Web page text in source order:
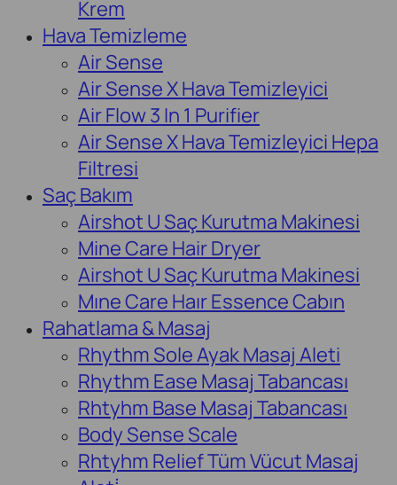
Krem
Hava Temizleme
Air Sense
Air Sense X Hava Temizleyici
Air Flow 3 In 1 Purifier
Air Sense X Hava Temizleyici Hepa
Filtresi
Saç Bakım
Airshot U Saç Kurutma Makinesi
Mine Care Hair Dryer
Airshot U Saç Kurutma Makinesi
Mıne Care Haır Essence Cabın
Rahatlama & Masaj
Rhythm Sole Ayak Masaj Aleti
Rhythm Ease Masaj Tabancası
Rhtyhm Base Masaj Tabancası
Body Sense Scale
Rhtyhm Relief Tüm Vücut Masaj